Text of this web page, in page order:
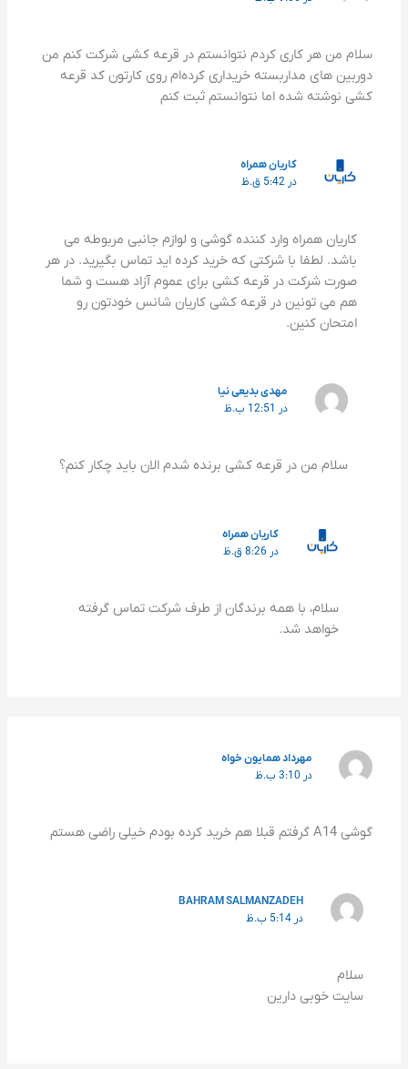
سلام من هر کاری کردم نتوانستم در قرعه کشی شرکت کنم من
دوربین های مداربسته خریداری کرده‌ام روی کارتون کد قرعه
کشی نوشته شده اما نتوانستم ثبت کنم
کاریان همراه
در 5:42 ق.ظ
کاریان همراه وارد کننده گوشی و لوازم جانبی مربوطه می
باشد. لطفا با شرکتی که خرید کرده اید تماس بگیرید. در هر
صورت شرکت در قرعه کشی برای عموم آزاد هست و شما
هم می تونین در قرعه کشی کاریان شانس خودتون رو
امتحان کنین.
مهدی بدیعی نیا
در 12:51 ب.ظ
سلام من در قرعه کشی برنده شدم الان باید چکار کنم؟
کاریان همراه
در 8:26 ق.ظ
سلام، با همه برندگان از طرف شرکت تماس گرفته
خواهد شد.
مهرداد همایون خواه
در 3:10 ب.ظ
گوشی A14 گرفتم قبلا هم خرید کرده بودم خیلی راضی هستم
BAHRAM SALMANZADEH
در 5:14 ب.ظ
سلام
سایت خوبی دارین